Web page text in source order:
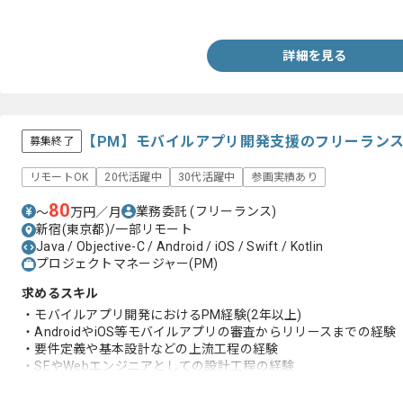
詳細を見る
募集終了 【PM】モバイルアプリ開発支援のフリーラン
リモートOK 20代活躍中 30代活躍中 参画実績あり
〜80万円／月 業務委託(フリーランス)
新宿(東京都)/一部リモート
Java / Objective-C / Android / iOS / Swift / Kotlin
プロジェクトマネージャー(PM)
求めるスキル
・モバイルアプリ開発におけるPM経験(2年以上)
・AndroidやiOS等モバイルアプリの審査からリリースまでの経験
・要件定義や基本設計などの上流工程の経験
・SEやWebエンジニアとしての設計工程の経験